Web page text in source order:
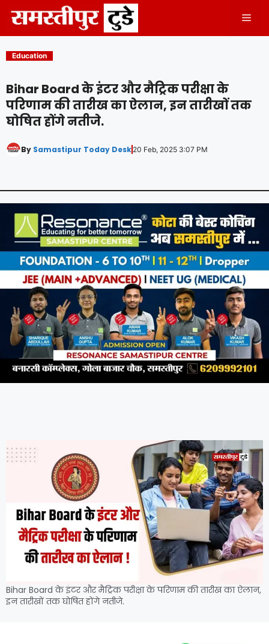
content
Education
Bihar Board के इंटर और मैट्रिक परीक्षा के
परिणाम की तारीख का ऐलान, इन तारीखों तक
घोषित होंगे नतीजे.
By Samastipur Today Desk 20 Feb, 2025 3:07 PM
Bihar Board के इंटर और मैट्रिक परीक्षा के परिणाम की तारीख का ऐलान,
इन तारीखों तक घोषित होंगे नतीजे.